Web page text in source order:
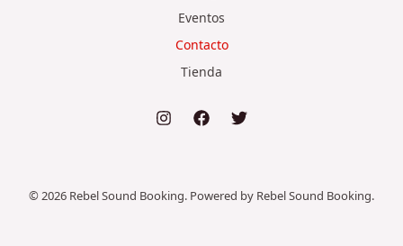
Eventos
Contacto
Tienda
© 2026 Rebel Sound Booking. Powered by Rebel Sound Booking.